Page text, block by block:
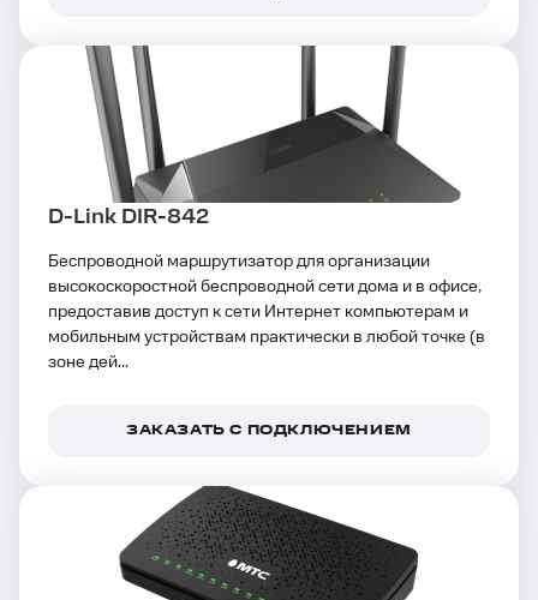
D-Link DIR-842
Беспроводной маршрутизатор для организации
высокоскоростной беспроводной сети дома и в офисе,
предоставив доступ к сети Интернет компьютерам и
мобильным устройствам практически в любой точке (в
зоне дей...
ЗАКАЗАТЬ С ПОДКЛЮЧЕНИЕМ